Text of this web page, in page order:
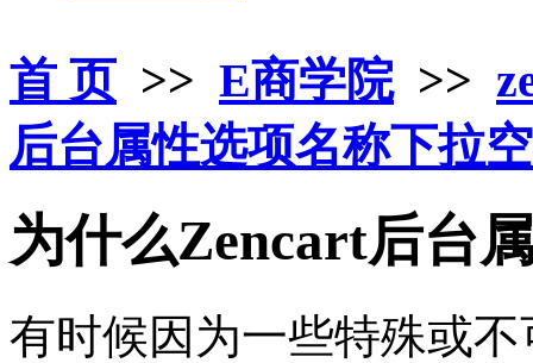
首 页>> E商学院>>
后台属性选项名称下拉
为什么Zencart后台
有时候因为一些特殊或